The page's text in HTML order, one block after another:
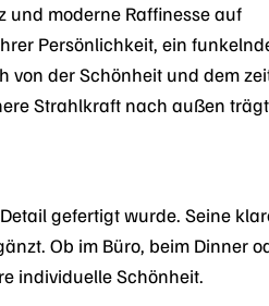
und moderne Raffinesse auf
Persönlichkeit, ein
von der Schönheit und dem
Strahlkraft nach außen
gefertigt wurde. Seine
Ob im Büro, beim Dinner
individuelle Schönheit.